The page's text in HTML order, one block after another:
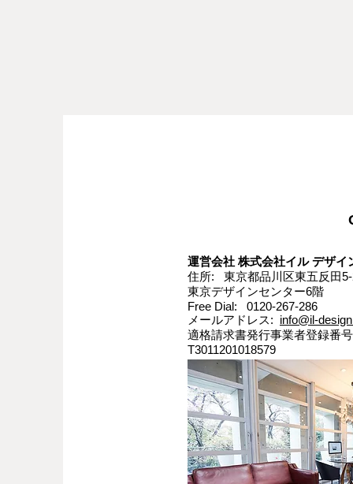
運営会社 株式会社イル デザイ
住所: 東京都品川区東五反田
東京デザインセンター6階
Free Dial: 0120-267-286
メールアドレス: info@il-
適格請求書発行事業者登録番号
T3011201018579